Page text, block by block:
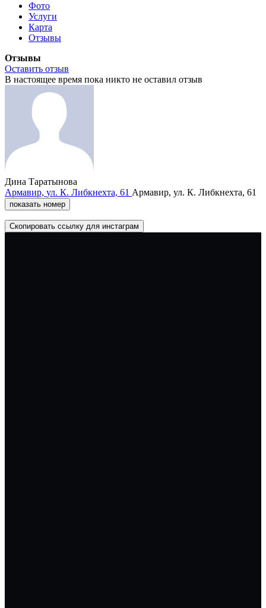
Фото
Услуги
Карта
Отзывы
Отзывы
Оставить отзыв
В настоящее время пока никто не оставил отзыв
Дина Таратынова
Армавир, ул. К. Либкнехта, 61 Армавир, ул. К. Либкнехта, 61
показать номер
Скопировать ссылку для инстаграм